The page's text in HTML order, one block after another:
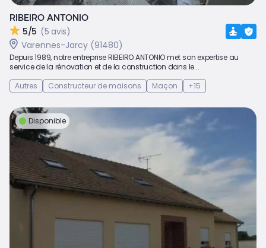
RIBEIRO ANTONIO
5/5 (5 avis)
Varennes-Jarcy (91480)
Depuis 1989, notre entreprise RIBEIRO ANTONIO met son expertise au
service de la rénovation et de la construction dans le...
Autres
Constructeur de maisons Maçon +15
Disponible